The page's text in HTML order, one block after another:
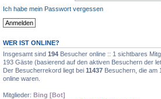
Ich habe mein Passwort vergessen
WER IST ONLINE?
Insgesamt sind 194 Besucher online :: 1 sichtbares
193 Gäste (basierend auf den aktiven Besuchern der
Der Besucherrekord liegt bei 11437 Besuchern, die am
online waren.
Mitglieder: Bing [Bot]